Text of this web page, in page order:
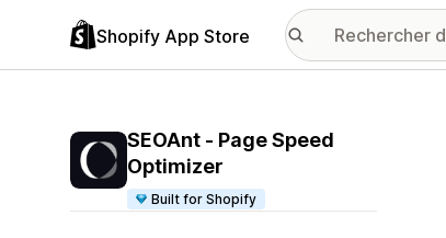
Shopify App Store
SEOAnt ‑ Page Speed
Optimizer
Built for Shopify